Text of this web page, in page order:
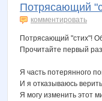
Потрясающий
комментировать
Потрясающий "стих"!
Прочитайте первый
Я часть потерянного
И я отказываюсь
Я могу изменить этот